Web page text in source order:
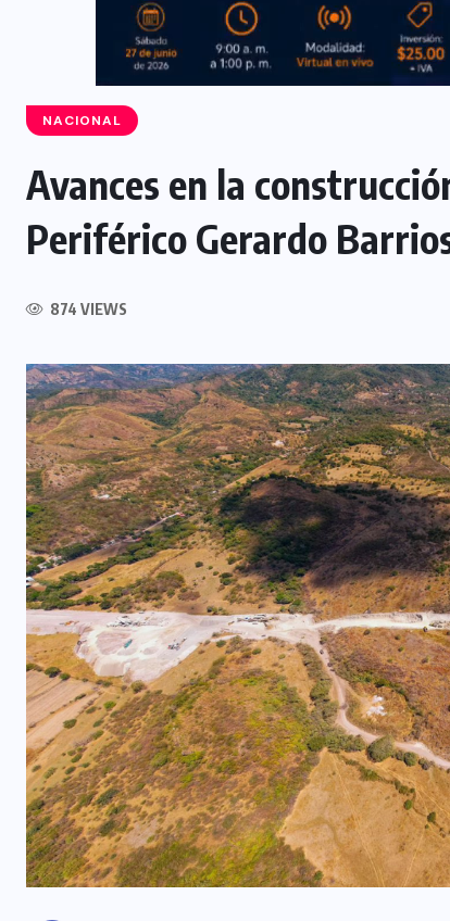
NACIONAL
Avances en la
Periférico Gerardo
874 VIEWS
NACIONAL
Capturan a siete presuntos
dedicada al desmantelamiento de
7 AGOSTO, 2026